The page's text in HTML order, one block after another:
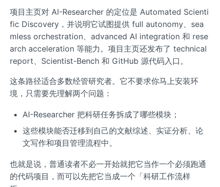
项目主页对 AI-Researcher 的定位是 Automated Scienti
fic Discovery，并说明它试图提供 full autonomy、sea
mless orchestration、advanced AI integration 和 rese
arch acceleration 等能力。项目主页还发布了 technical
report、Scientist-Bench 和 GitHub 源代码入口。
这条路径适合多数经管研究者。它不要求你马上安装环
境，只需要先理解两个问题：
AI-Researcher 把科研任务拆成了哪些模块；
这些模块能否迁移到自己的文献综述、实证分析、论
文写作和项目管理流程中。
也就是说，普通读者不必一开始就把它当作一个必须跑通
的代码项目，而可以先把它当成一个「科研工作流样